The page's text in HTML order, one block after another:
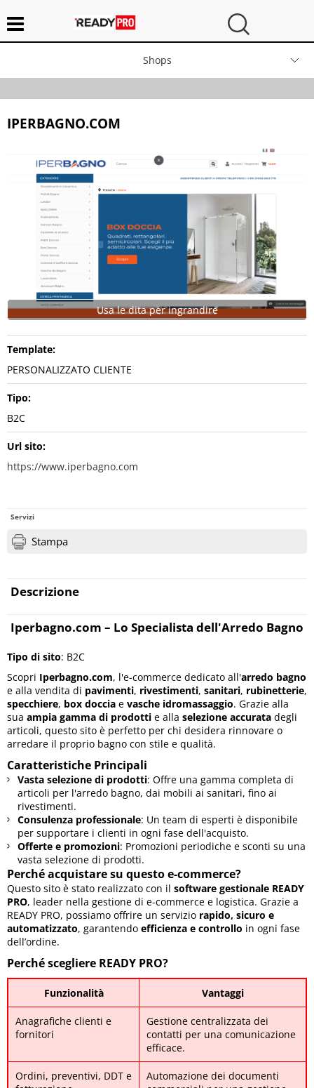
Shops
IPERBAGNO.COM
Usa le dita per ingrandire
Template:
PERSONALIZZATO CLIENTE
Tipo:
B2C
Url sito:
https://www.iperbagno.com
Servizi
Stampa
Descrizione
Iperbagno.com – Lo Specialista dell'Arredo Bagno
Tipo di sito: B2C
Scopri Iperbagno.com, l'e-commerce dedicato all'arredo bagno
e alla vendita di pavimenti, rivestimenti, sanitari, rubinetterie,
specchiere, box doccia e vasche idromassaggio. Grazie alla
sua ampia gamma di prodotti e alla selezione accurata degli
articoli, questo sito è perfetto per chi desidera rinnovare o
arredare il proprio bagno con stile e qualità.
Caratteristiche Principali
Vasta selezione di prodotti: Offre una gamma completa di
articoli per l'arredo bagno, dai mobili ai sanitari, fino ai
rivestimenti.
Consulenza professionale: Un team di esperti è disponibile
per supportare i clienti in ogni fase dell'acquisto.
Offerte e promozioni: Promozioni periodiche e sconti su una
vasta selezione di prodotti.
Perché acquistare su questo e-commerce?
Questo sito è stato realizzato con il software gestionale READY
PRO, leader nella gestione di e-commerce e logistica. Grazie a
READY PRO, possiamo offrire un servizio rapido, sicuro e
automatizzato, garantendo efficienza e controllo in ogni fase
dell’ordine.
Perché scegliere READY PRO?
Funzionalità Vantaggi
Anagrafiche clienti e
fornitori
Gestione centralizzata dei
contatti per una comunicazione
efficace.
Ordini, preventivi, DDT e
Automazione dei documenti